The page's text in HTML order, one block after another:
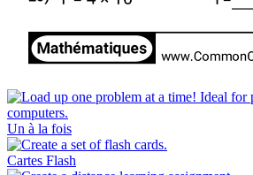
Un à la fois
Cartes Flash